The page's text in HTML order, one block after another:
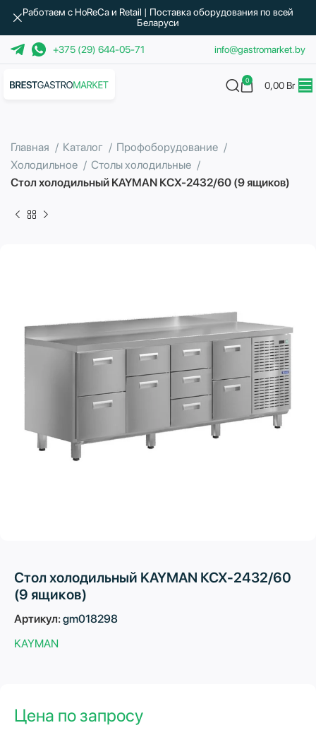
+375 (29) 644-05-71 info@gastromarket.by
0 0,00 Br
Главная Каталог
Профоборудование
Холодильное
Столы холодильные
Стол холодильный KAYMAN КСХ-2432/60 (9 ящиков)
Стол холодильный KAYMAN КСХ-2432/60
(9 ящиков)
Артикул:gm018298
KAYMAN
Цена по запросу
Работаем с HoReCa и Retail | Поставка оборудования по всей
Беларуси